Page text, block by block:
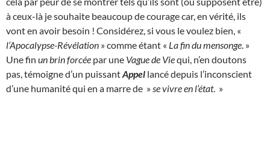
à ceux-là je souhaite beaucoup de courage car, en vérité, ils
vont en avoir besoin ! Considérez, si vous le voulez bien, «
l’Apocalypse-Révélation » comme étant « La fin du mensonge . »
Une fin un brin forcée par une Vague de Viequi, n’en doutons
pas, témoigne d’un puissantAppel lancé depuis l’inconscient
d’une humanité qui en a marre de » se vivre en l’état. »